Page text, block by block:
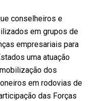
conselheiros e
em grupos de
empresariais para
uma atuação
dos
em rodovias de
das Forças